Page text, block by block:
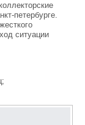
петербурге.
ситуации